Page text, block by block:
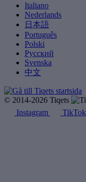
Italiano
Nederlands
日本語
Português
Polski
Русский
Svenska
中文
© 2014-2026 Tiqets
Instagram
TikTok